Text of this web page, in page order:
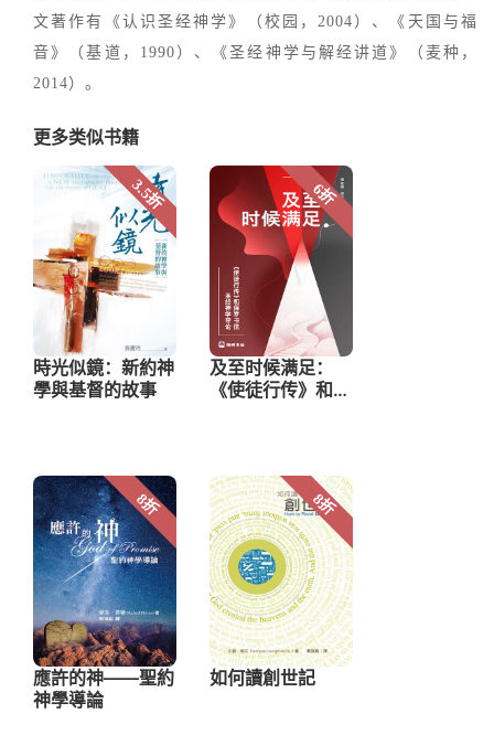
文著作有《认识圣经神学》（校园，2004）、《天国与福
音》（基道，1990）、《圣经神学与解经讲道》（麦种，
2014）。
更多类似书籍